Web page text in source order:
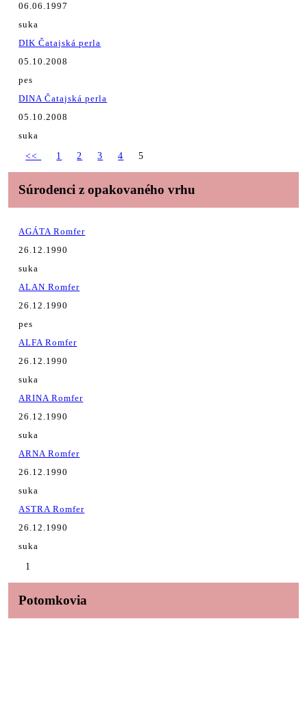
06.06.1997
suka
DIK Čatajská perla
05.10.2008
pes
DINA Čatajská perla
05.10.2008
suka
<<
1 2 3 4 5
Súrodenci z opakovaného vrhu
AGÁTA Romfer
26.12.1990
suka
ALAN Romfer
26.12.1990
pes
ALFA Romfer
26.12.1990
suka
ARINA Romfer
26.12.1990
suka
ARNA Romfer
26.12.1990
suka
ASTRA Romfer
26.12.1990
suka
1
Potomkovia